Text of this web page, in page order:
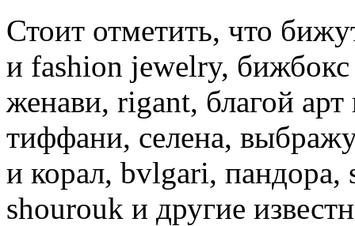
Стоит отметить, что
и fashion jewelry,
женави, rigant, благой
тиффани, селена,
и корал, bvlgari,
shourouk и другие